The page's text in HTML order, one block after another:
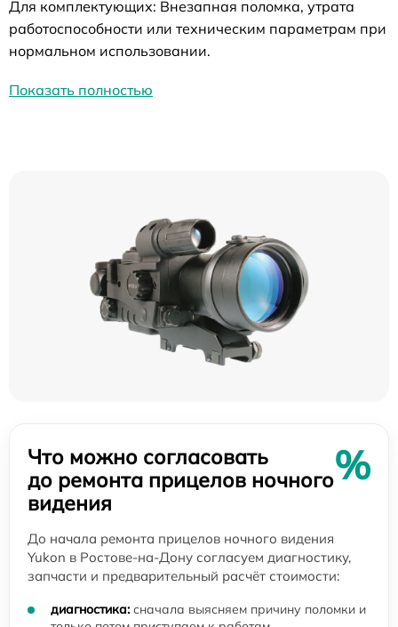
Для комплектующих: Внезапная поломка, утрата
работоспособности или техническим параметрам при
нормальном использовании.
Показать полностью
Что можно согласовать
до ремонта прицелов ночного
видения
%
До начала ремонта прицелов ночного видения
Yukon в Ростове-на-Дону согласуем диагностику,
запчасти и предварительный расчёт стоимости:
диагностика: сначала выясняем причину поломки и